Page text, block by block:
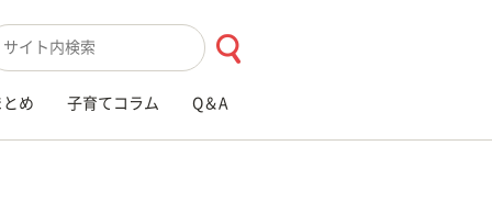
キーワード入力
め 子育てコラム Q＆A